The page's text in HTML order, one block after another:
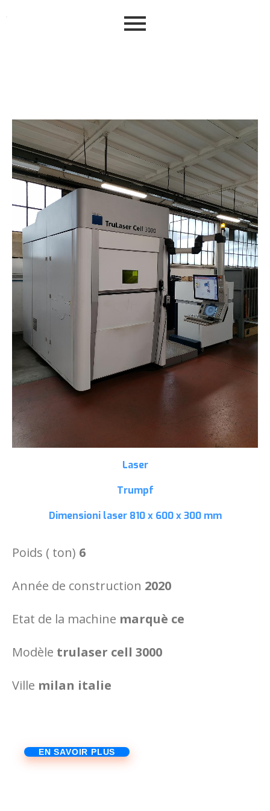
Laser
Trumpf
Dimensioni laser 810 x 600 x 300 mm
Poids ( ton) 6
Année de construction 2020
Etat de la machine marquè ce
Modèle trulaser cell 3000
Ville milan italie
EN SAVOIR PLUS